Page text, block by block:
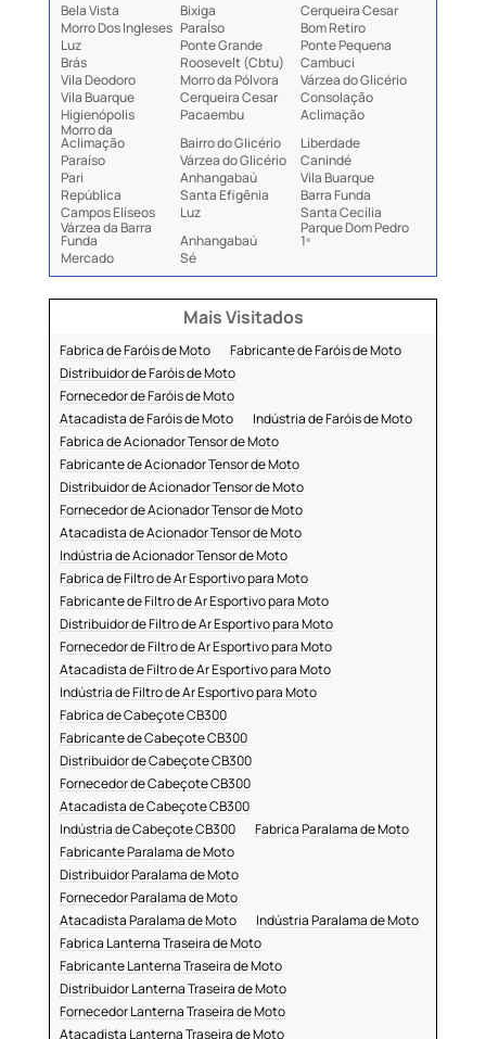
Bela Vista
Bixiga
Cerqueira Cesar
Morro Dos Ingleses ParaÍso
Bom Retiro
Luz
Ponte Grande
Ponte Pequena
Brás
Roosevelt (Cbtu)
Cambuci
Vila Deodoro
Morro da Pólvora
Várzea do Glicério
Vila Buarque
Cerqueira Cesar
Consolação
Higienópolis
Pacaembu
Aclimação
Morro da
Aclimação Bairro do Glicério
Liberdade
Paraíso
Várzea do Glicério
Canindé
Pari
Anhangabaú
Vila Buarque
República
Santa Efigênia
Barra Funda
Campos Elíseos
Luz
Santa Cecília
Várzea da Barra
Funda Anhangabaú
Parque Dom Pedro
1º
Mercado
Sé
Mais Visitados
Fabrica de Faróis de Moto
Fabricante de Faróis de Moto
Distribuidor de Faróis de Moto
Fornecedor de Faróis de Moto
Atacadista de Faróis de Moto
Indústria de Faróis de Moto
Fabrica de Acionador Tensor de Moto
Fabricante de Acionador Tensor de Moto
Distribuidor de Acionador Tensor de Moto
Fornecedor de Acionador Tensor de Moto
Atacadista de Acionador Tensor de Moto
Indústria de Acionador Tensor de Moto
Fabrica de Filtro de Ar Esportivo para Moto
Fabricante de Filtro de Ar Esportivo para Moto
Distribuidor de Filtro de Ar Esportivo para Moto
Fornecedor de Filtro de Ar Esportivo para Moto
Atacadista de Filtro de Ar Esportivo para Moto
Indústria de Filtro de Ar Esportivo para Moto
Fabrica de Cabeçote CB300
Fabricante de Cabeçote CB300
Distribuidor de Cabeçote CB300
Fornecedor de Cabeçote CB300
Atacadista de Cabeçote CB300
Indústria de Cabeçote CB300
Fabrica Paralama de Moto
Fabricante Paralama de Moto
Distribuidor Paralama de Moto
Fornecedor Paralama de Moto
Atacadista Paralama de Moto
Indústria Paralama de Moto
Fabrica Lanterna Traseira de Moto
Fabricante Lanterna Traseira de Moto
Distribuidor Lanterna Traseira de Moto
Fornecedor Lanterna Traseira de Moto
Atacadista Lanterna Traseira de Moto